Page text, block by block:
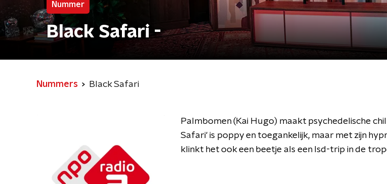
Nummer
Black Safari -
Nummers Black Safari
Palmbomen (Kai Hugo) maakt psychedelische
Safari' is poppy en toegankelijk, maar met zijn
klinkt het ook een beetje als een lsd-trip in de